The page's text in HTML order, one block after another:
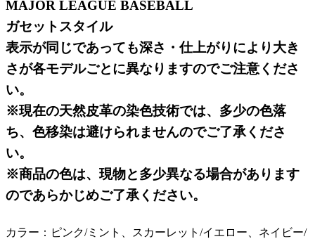
MAJOR LEAGUE BASEBALL
ガセットスタイル
表示が同じであっても深さ・仕上がりにより大き
さが各モデルごとに異なりますのでご注意くださ
い。
※現在の天然皮革の染色技術では、多少の色落
ち、色移染は避けられませんのでご了承くださ
い。
※商品の色は、現物と多少異なる場合があります
のであらかじめご了承ください。
カラー ピンク/ミント、スカーレット/イエロー、ネイビー/